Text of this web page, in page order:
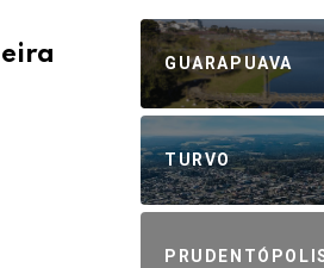
GUARAPUAVA
TURVO